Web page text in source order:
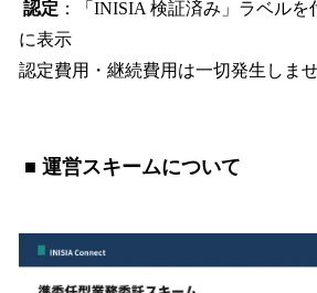
認定 ：「INISIA 検証済み」ラベル
に表示
認定費用・継続費用は一切発生しませ
■ 運営スキームについて